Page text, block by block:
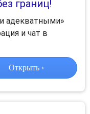
границ!
адекватными»
и чат в
Открыть ›